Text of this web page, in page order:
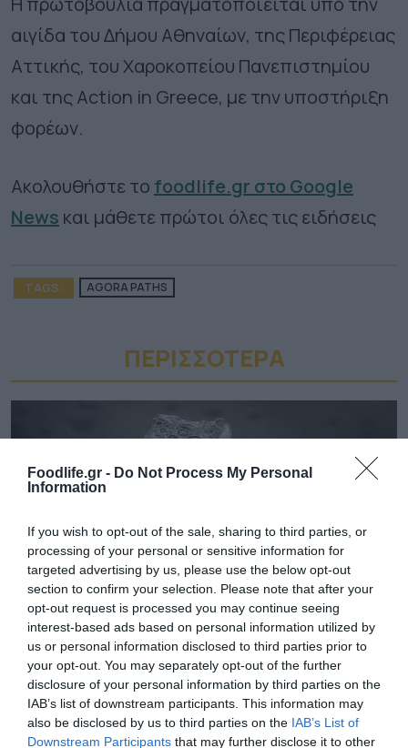
Foodlife.gr - Do Not Process My Personal
Information
If you wish to opt-out of the sale, sharing to third parties, or
processing of your personal or sensitive information for
targeted advertising by us, please use the below opt-out
section to confirm your selection. Please note that after your
opt-out request is processed you may continue seeing
interest-based ads based on personal information utilized by
us or personal information disclosed to third parties prior to
your opt-out. You may separately opt-out of the further
disclosure of your personal information by third parties on the
IAB’s list of downstream participants. This information may
also be disclosed by us to third parties on the IAB’s List of
Downstream Participants that may further disclose it to other
αιγίδα του Δήμου Αθηναίων, της Περιφέρειας
Αττικής, του Χαροκοπείου Πανεπιστημίου
και της Action in Greece, με την υποστήριξη
φορέων.
Ακολουθήστε το foodlife.gr στο Google
News και μάθετε πρώτοι όλες τις ειδήσεις
TAGS: AGORA PATHS
ΠΕΡΙΣΣΟΤΕΡA
Το «τρικ» για να γεμίσετε εύκολα τις
παγοθήκες με νερό